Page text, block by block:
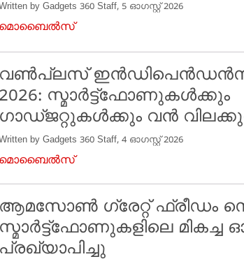
by Gadgets 360 Staff, 5 ഓഗസ്റ്റ് 2026
മൊബൈൽസ്
വൺപ്ലസ്
2026: സ്മാർട്ട്ഫോണുകൾക്കും
ഗാഡ്ജറ്റുകൾക്കും വൻ
by Gadgets 360 Staff, 4 ഓഗസ്റ്റ് 2026
മൊബൈൽസ്
ആമസോൺ ഗ്രേറ്റ് ഫ്രീഡം
സ്മാർട്ട്‌ഫോണുകളിലെ
പ്രഖ്യാപിച്ചു